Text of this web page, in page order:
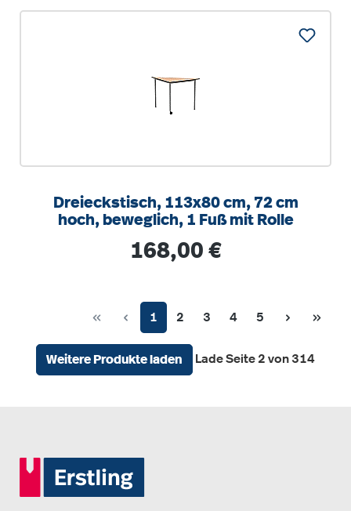
Dreieckstisch, 113x80 cm, 72 cm
hoch, beweglich, 1 Fuß mit Rolle
Regulärer Preis:
168,00 €
Seite
1 Seite
2 Seite
3 Seite
4 Seite
5
Weitere Produkte laden Lade Seite 2 von 314